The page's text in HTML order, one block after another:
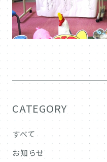
CATEGORY
すべて
お知らせ